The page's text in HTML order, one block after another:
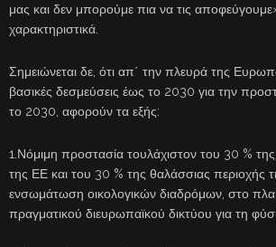
μας και δεν μπορούμε πια να τις
χαρακτηριστικά.
Σημειώνεται δε, ότι απ΄ την πλευρά της
βασικές δεσμεύσεις έως το 2030 για την
το 2030, αφορούν τα εξής:
1.Νόμιμη προστασία τουλάχιστον του 30 %
της ΕΕ και του 30 % της θαλάσσιας περιοχής
ενσωμάτωση οικολογικών διαδρόμων, στο
πραγματικού διευρωπαϊκού δικτύου για τη